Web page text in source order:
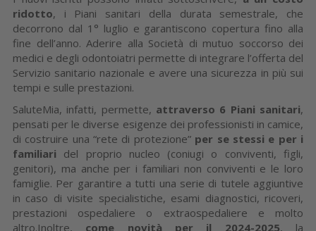
ridotto, i Piani sanitari della durata semestrale, che
decorrono dal 1° luglio e garantiscono copertura fino alla
fine dell’anno. Aderire alla Società di mutuo soccorso dei
medici e degli odontoiatri permette di integrare l’offerta del
Servizio sanitario nazionale e avere una sicurezza in più sui
tempi e sulle prestazioni.
SaluteMia, infatti, permette, attraverso 6 Piani sanitari,
pensati per le diverse esigenze dei professionisti in camice,
di costruire una “rete di protezione” per se stessi e per i
familiari del proprio nucleo (coniugi o conviventi, figli,
genitori), ma anche per i familiari non conviventi e le loro
famiglie. Per garantire a tutti una serie di tutele aggiuntive
in caso di visite specialistiche, esami diagnostici, ricoveri,
prestazioni ospedaliere o extraospedaliere e molto
altro.Inoltre, come novità per il 2024-2025, la